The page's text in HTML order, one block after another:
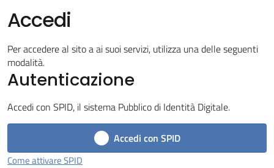
Vivere
Borgo
Tossignano
on-
Accedi
Per accedere al sito a ai suoi servizi, utilizza una delle seguenti
modalità.
Autenticazione
Accedi con SPID, il sistema Pubblico di Identità Digitale.
Accedi con SPID
Come attivare SPID